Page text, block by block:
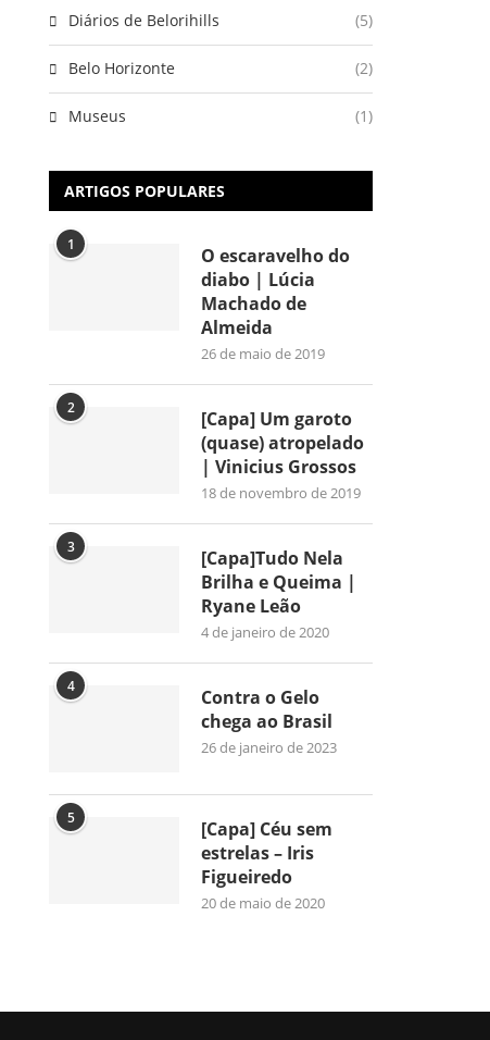
Diários de Belorihills (5)
Belo Horizonte (2)
Museus (1)
ARTIGOS POPULARES
1
O escaravelho do
diabo | Lúcia
Machado de
Almeida
26 de maio de 2019
2
[Capa] Um garoto
(quase) atropelado
| Vinicius Grossos
18 de novembro de 2019
3
[Capa]Tudo Nela
Brilha e Queima |
Ryane Leão
4 de janeiro de 2020
4
Contra o Gelo
chega ao Brasil
26 de janeiro de 2023
5
[Capa] Céu sem
estrelas – Iris
Figueiredo
20 de maio de 2020